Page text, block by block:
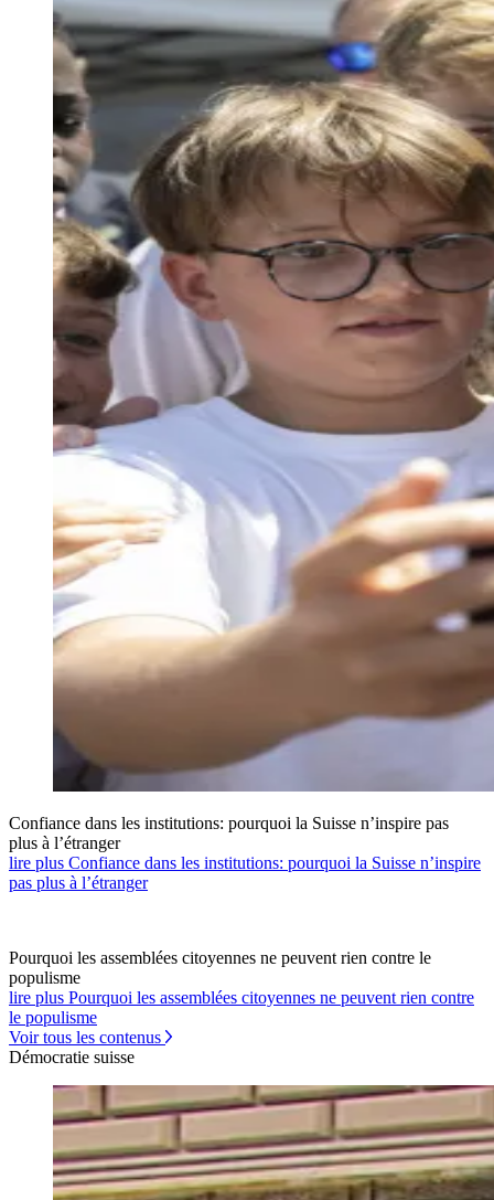
Confiance dans les institutions: pourquoi la Suisse n’inspire pas
plus à l’étranger
lire plus Confiance dans les institutions: pourquoi la Suisse n’inspire
pas plus à l’étranger
Pourquoi les assemblées citoyennes ne peuvent rien contre le
populisme
lire plus Pourquoi les assemblées citoyennes ne peuvent rien contre
le populisme
Voir tous les contenus
Démocratie suisse